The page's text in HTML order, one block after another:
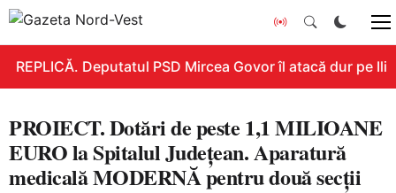
REPLICĂ. Deputatul PSD Mircea Govor îl atacă dur pe
PROIECT. Dotări de peste 1,1 MILIOANE
EURO la Spitalul Judeţean. Aparatură
medicală MODERNĂ pentru două secţii